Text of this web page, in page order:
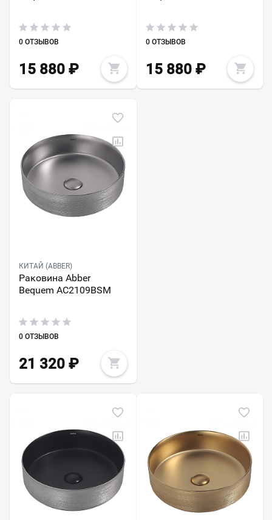
0 ОТЗЫВОВ
15 880 ₽
0 ОТЗЫВОВ
15 880₽
КИТАЙ (ABBER)
Раковина Abber
Bequem AC2109BSM
0 ОТЗЫВОВ
21 320 ₽